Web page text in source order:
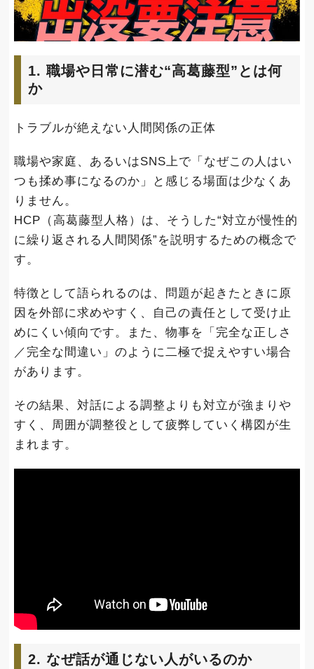
1. 職場や日常に潜む“高葛藤型”とは何
か
トラブルが絶えない人間関係の正体
職場や家庭、あるいはSNS上で「なぜこの人はい
つも揉め事になるのか」と感じる場面は少なくあ
りません。
HCP（高葛藤型人格）は、そうした“対立が慢性的
に繰り返される人間関係”を説明するための概念で
す。
特徴として語られるのは、問題が起きたときに原
因を外部に求めやすく、自己の責任として受け止
めにくい傾向です。また、物事を「完全な正しさ
／完全な間違い」のように二極で捉えやすい場合
があります。
その結果、対話による調整よりも対立が強まりや
すく、周囲が調整役として疲弊していく構図が生
まれます。
2. なぜ話が通じない人がいるのか